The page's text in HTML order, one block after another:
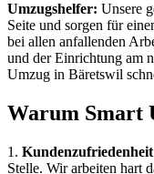
Umzugshelfer: Unsere
Seite und sorgen für
bei allen anfallenden
und der Einrichtung am
Umzug in Bäretswil
Warum Smart
1.
Stelle. Wir arbeiten hart